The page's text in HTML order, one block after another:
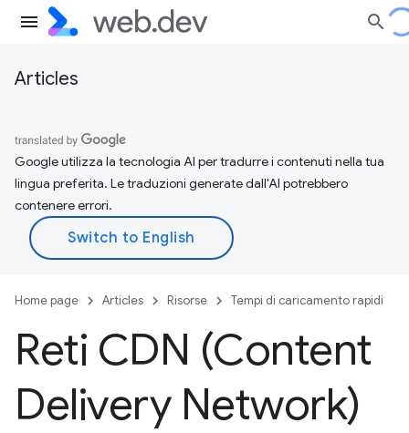
Articles
Google utilizza la tecnologia AI per tradurre i contenuti nella tua
lingua preferita. Le traduzioni generate dall'AI potrebbero
contenere errori.
Home page Articles Risorse Tempi di caricamento rapidi
Reti CDN (Content
Delivery Network)